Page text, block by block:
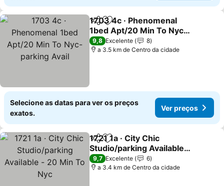
PartilharAdicionar aos favoritos
1703 4c · Phenomenal
1bed Apt/20 Min To Nyc-
parking Avail
Ver preços
9,8 Excelente
8
a 3.5 km de Centro da cidade
Selecione as datas para ver os preços
exatos.
Ver preços
PartilharAdicionar aos favoritos
1721 1a · City Chic
Studio/parking Available -
20 Min To Nyc
Ver preços
9,7 Excelente
6
a 3.4 km de Centro da cidade